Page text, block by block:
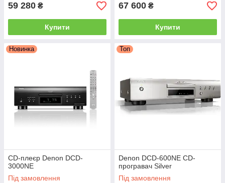
59 280 ₴
Купити
67 600 ₴
Купити
Новинка
CD-плеєр Denon DCD-
3000NE
Під замовлення
Топ
Denon DCD-600NE CD-
програвач Silver
Під замовлення